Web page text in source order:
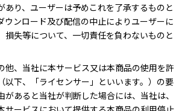
あり、ユーザーは予めこれを了承するものと
ウンロード及び配信の中止によりユーザーに
損失等について、一切責任を負わないものと
他、当社に本サービス又は本商品の使用を許
以下、「ライセンサー」といいます。）の要
があると当社が判断した場合には、当社は、